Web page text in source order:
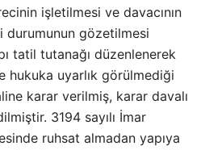
işletilmesi ve davacının
durumunun gözetilmesi
tatil tutanağı düzenlenerek
hukuka uyarlık görülmediği
karar verilmiş, karar davalı
3194 sayılı İmar
ruhsat almadan yapıya